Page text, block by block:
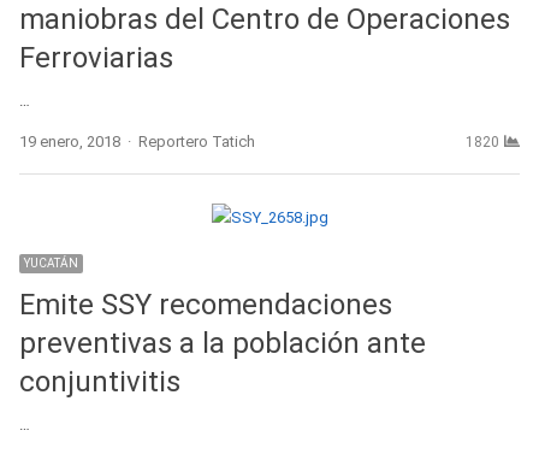
maniobras del Centro de Operaciones
Ferroviarias
19 enero, 2018 Author
Reportero Tatich 1820
YUCATÁN
Emite SSY recomendaciones
preventivas a la población ante
conjuntivitis
…